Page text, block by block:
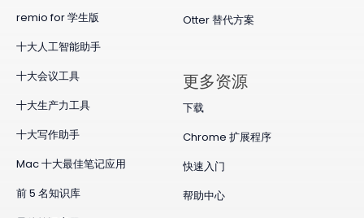
Otter 替代方案
remio for 学生版
十大人工智能助手
十大会议工具
十大生产力工具
十大写作助手
Mac 十大最佳笔记应用
前 5 名知识库
更多资源
下载
Chrome 扩展程序
快速入门
帮助中心